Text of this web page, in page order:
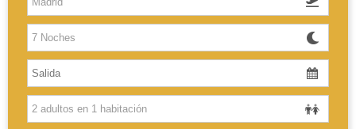
Vuelos
El Caribe
Europa
Africa